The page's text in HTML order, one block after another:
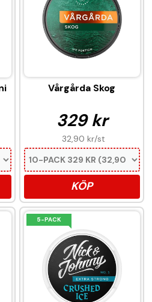
Vårgårda Skog
329 kr
32,90 kr/st
KÖP
5-PACK